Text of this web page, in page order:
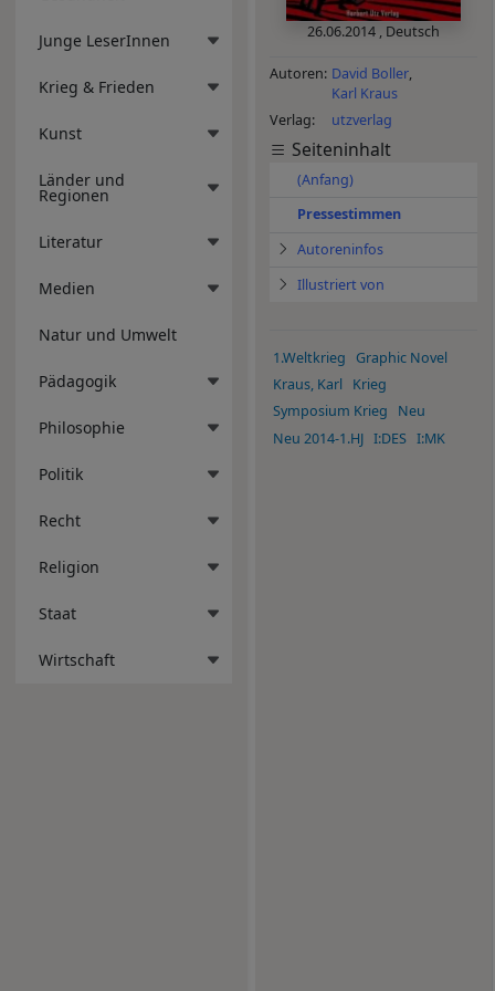
Junge LeserInnen
Krieg & Frieden
Kunst
Länder und
Regionen
Literatur
Medien
Natur und Umwelt
Pädagogik
Philosophie
Politik
Recht
Religion
Staat
Wirtschaft
26.06.2014 , Deutsch
Autoren David Boller
Karl Kraus
Verlag
utzverlag
Seiteninhalt
(Anfang)
Pressestimmen
Autoreninfos
Illustriert von
1.Weltkrieg Graphic Novel
Kraus, Karl
Krieg
Symposium Krieg
Neu
Neu 2014-1.HJ I:DES I:MK